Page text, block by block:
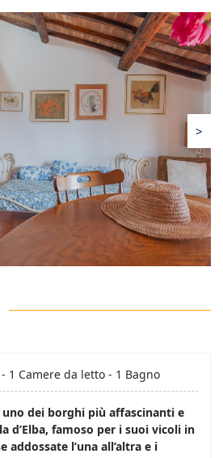
>
1 Camere da letto - 1 Bagno
dei borghi più affascinanti e
d’Elba, famoso per i suoi vicoli in
addossate l’una all’altra e i